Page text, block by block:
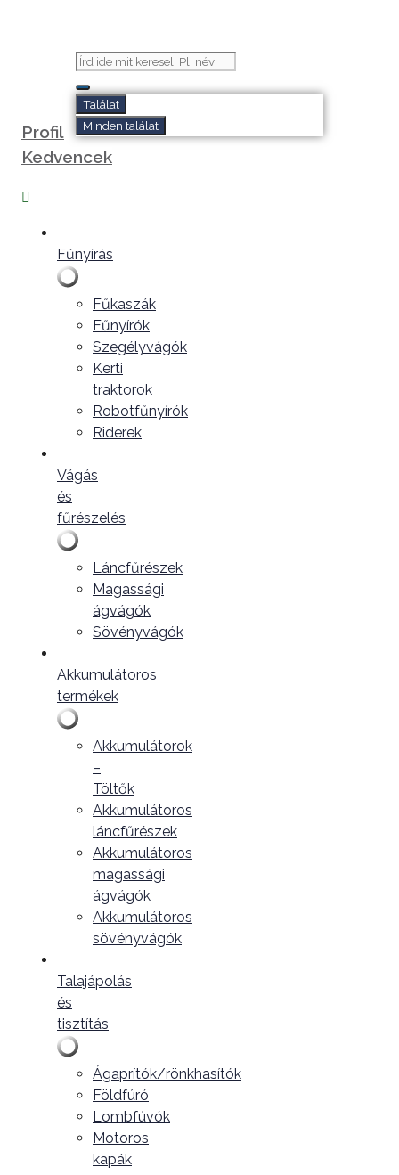
tartalombaSearch
...
Találat
Minden találat
Profil
Kedvencek
Fűnyírás
Fűkaszák
Fűnyírók
Szegélyvágók
Kerti
traktorok
Robotfűnyírók
Riderek
Vágás
és
fűrészelés
Láncfűrészek
Magassági
ágvágók
Sövényvágók
Akkumulátoros
termékek
Akkumulátorok
–
Töltők
Akkumulátoros
láncfűrészek
Akkumulátoros
magassági
ágvágók
Akkumulátoros
sövényvágók
Talajápolás
és
tisztítás
Ágaprítók/rönkhasítók
Földfúró
Lombfúvók
Motoros
kapák